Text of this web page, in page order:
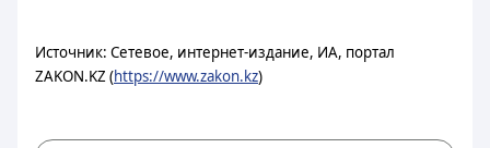
Источник: Сетевое, интернет-издание, ИА, портал
ZAKON.KZ (https://www.zakon.kz)